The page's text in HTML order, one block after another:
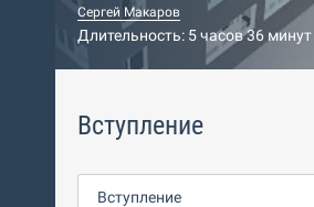
Сергей Макаров
Длительность: 5 часов 36 минут
Вступление
Вступление